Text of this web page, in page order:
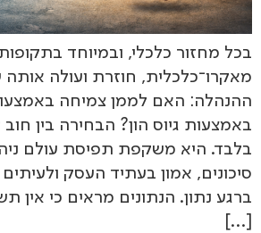
בכל מחזור כלכלי, ובמיוחד
מאקרו־כלכלית, חוזרת ועולה
ההנהלה: האם לממן צמיחה
באמצעות גיוס הון? הבחירה בין חוב
בלבד. היא משקפת תפיסת עולם
סיכונים, אמון בעתיד העסק
ברגע נתון. הנתונים מראים כי אין
[…]